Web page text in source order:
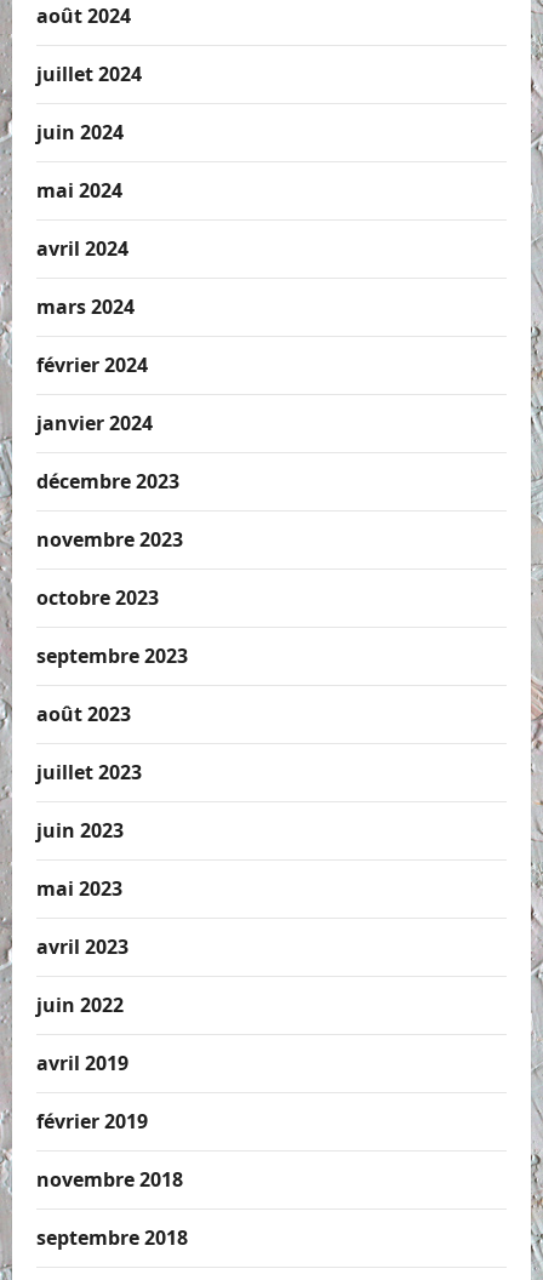
août 2024
juillet 2024
juin 2024
mai 2024
avril 2024
mars 2024
février 2024
janvier 2024
décembre 2023
novembre 2023
octobre 2023
septembre 2023
août 2023
juillet 2023
juin 2023
mai 2023
avril 2023
juin 2022
avril 2019
février 2019
novembre 2018
septembre 2018